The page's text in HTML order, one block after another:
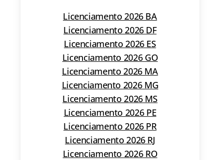
Licenciamento 2026 BA
Licenciamento 2026 DF
Licenciamento 2026 ES
Licenciamento 2026 GO
Licenciamento 2026 MA
Licenciamento 2026 MG
Licenciamento 2026 MS
Licenciamento 2026 PE
Licenciamento 2026 PR
Licenciamento 2026 RJ
Licenciamento 2026 RO